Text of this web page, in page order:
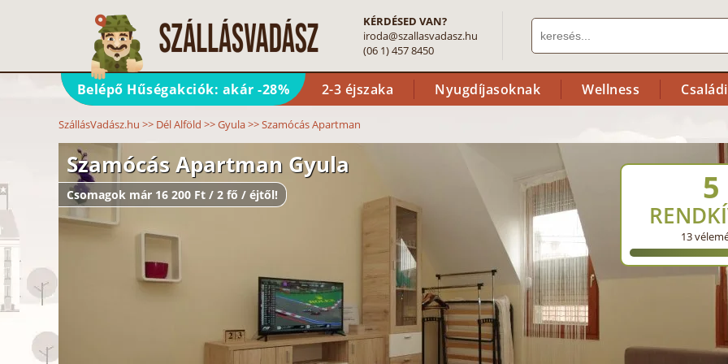
KÉRDÉSED VAN?
iroda@szallasvadasz.hu
(06 1) 457 8450
Belépő Hűségakciók: akár -28% 2-3 éjszaka Nyugdíjasoknak Wellness
SzállásVadász.hu >> Dél Alföld >>Gyula>>Szamócás Apartman
Szamócás Apartman Gyula
Csomagok már 16 200 Ft / 2 fő / éjtől! 5
13